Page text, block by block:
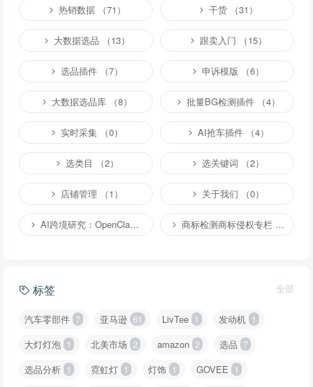
热销数据 （71） 干货 （31）
大数据选品 （13） 跟卖入门 （15）
选品插件 （7） 申诉模版 （6）
大数据选品库 （8） 批量BG检测插件 （4）
实时采集 （0） AI抢车插件 （4）
选类目 （2） 选关键词 （2）
店铺管理 （1） 关于我们 （0）
AI跨境研究：OpenClaw小龙虾等应用 （2） 商标检测商标侵权专栏 （1）
标签 全部
汽车零部件 7 亚马逊 61 LivTee 1 发动机 1
大灯灯泡 1 北美市场 2 amazon 2 选品 7
选品分析 1 霓虹灯 1 灯饰 1 GOVEE 1